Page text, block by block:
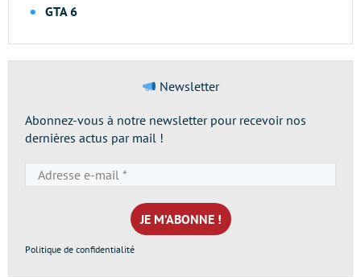
GTA 6
Newsletter
Abonnez-vous à notre newsletter pour recevoir nos
dernières actus par mail !
e-
mail
*
Politique de confidentialité